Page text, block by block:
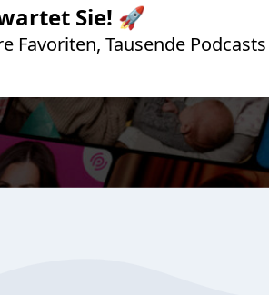
Sie! 🚀
Favoriten, Tausende